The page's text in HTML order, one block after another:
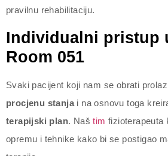
pravilnu rehabilitaciju.
Individualni pristup
Room 051
Svaki pacijent koji nam se obrati
procjenu stanjai na osnovu toga
terapijski plan. Naštim fizioterapeuta
opremu i tehnike kako bi se postigao